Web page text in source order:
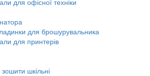
для брошурувальника
для принтерів
шкільні